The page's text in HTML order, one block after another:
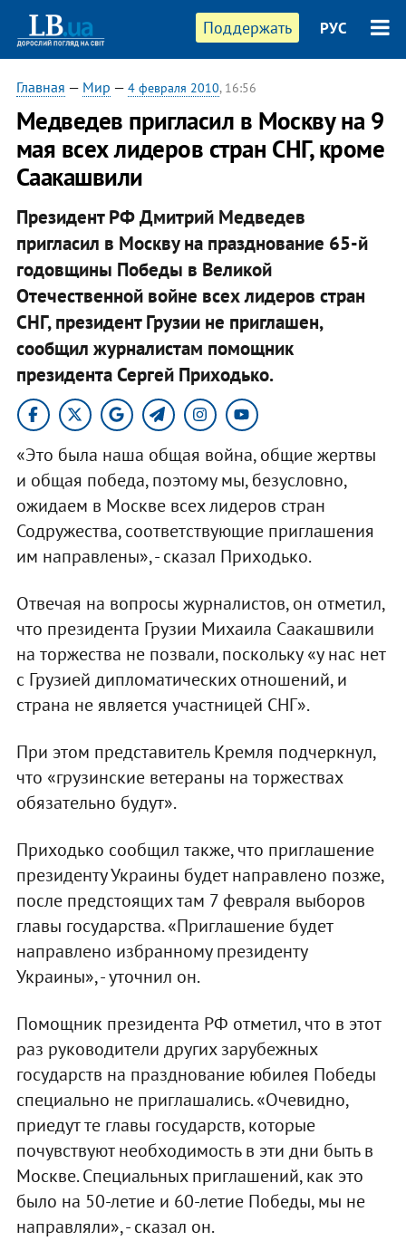
Поддержать РУС
Главная — Мир — 4 февраля 2010, 16:56
Медведев пригласил в Москву на 9
мая всех лидеров стран СНГ, кроме
Саакашвили
Президент РФ Дмитрий Медведев
пригласил в Москву на празднование 65-й
годовщины Победы в Великой
Отечественной войне всех лидеров стран
СНГ, президент Грузии не приглашен,
сообщил журналистам помощник
президента Сергей Приходько.
«Это была наша общая война, общие жертвы
и общая победа, поэтому мы, безусловно,
ожидаем в Москве всех лидеров стран
Содружества, соответствующие приглашения
им направлены», - сказал Приходько.
Отвечая на вопросы журналистов, он отметил,
что президента Грузии Михаила Саакашвили
на торжества не позвали, поскольку «у нас нет
с Грузией дипломатических отношений, и
страна не является участницей СНГ».
При этом представитель Кремля подчеркнул,
что «грузинские ветераны на торжествах
обязательно будут».
Приходько сообщил также, что приглашение
президенту Украины будет направлено позже,
после предстоящих там 7 февраля выборов
главы государства. «Приглашение будет
направлено избранному президенту
Украины», - уточнил он.
Помощник президента РФ отметил, что в этот
раз руководители других зарубежных
государств на празднование юбилея Победы
специально не приглашались. «Очевидно,
приедут те главы государств, которые
почувствуют необходимость в эти дни быть в
Москве. Специальных приглашений, как это
было на 50-летие и 60-летие Победы, мы не
направляли», - сказал он.